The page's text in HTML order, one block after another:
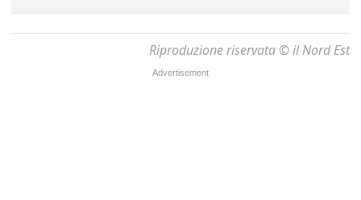
Riproduzione riservata © il Nord Est